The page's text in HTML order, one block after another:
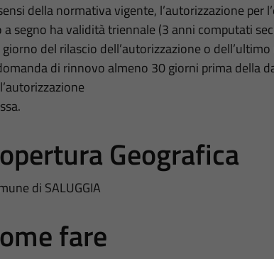
della normativa vigente, l’autorizzazione
a segno ha validità triennale (3 anni computati
giorno del rilascio dell’autorizzazione o
di rinnovo almeno 30 giorni prima della
Geografica
di SALUGGIA
fare